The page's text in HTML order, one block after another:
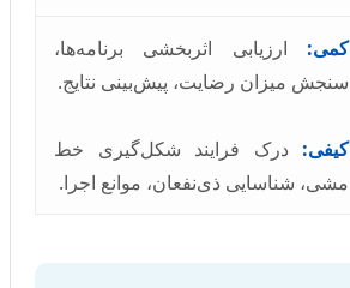
کمی: ارزیابی اثربخشی برنامه‌ها،
سنجش میزان رضایت، پیش‌بینی نتایج.
کیفی: درک فرایند شکل‌گیری خط
مشی، شناسایی ذی‌نفعان، موانع اجرا.